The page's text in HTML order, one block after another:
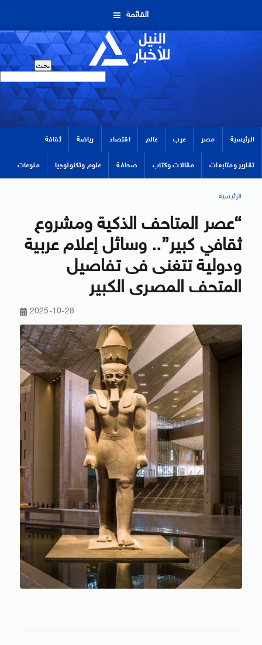
القائمة
الرئيسية مصر عرب عالم اقتصاد رياضة ثقافة
تقارير ومتابعات مقالات وكتاب صحافة علوم وتكنولوجيا منوعات
الرئيسية
“عصر المتاحف الذكية ومشروع
ثقافي كبير”.. وسائل إعلام عربية
ودولية تتغنى فى تفاصيل
المتحف المصرى الكبير
2025-10-28